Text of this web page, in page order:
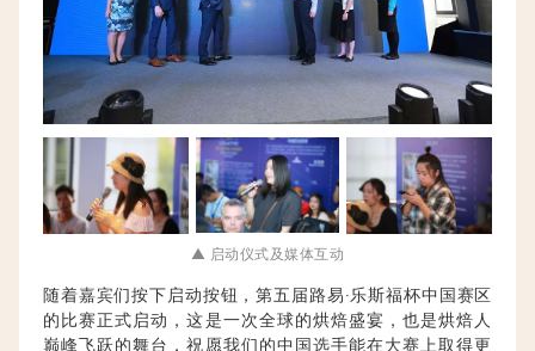
▲ 启动仪式及媒体互动
随着嘉宾们按下启动按钮，第五届路易·乐斯福杯中国赛区
的比赛正式启动，这是一次全球的烘焙盛宴，也是烘焙人
巅峰飞跃的舞台，祝愿我们的中国选手能在大赛上取得更